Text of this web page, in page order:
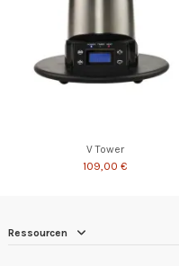
V Tower
109,00 €
Ressourcen